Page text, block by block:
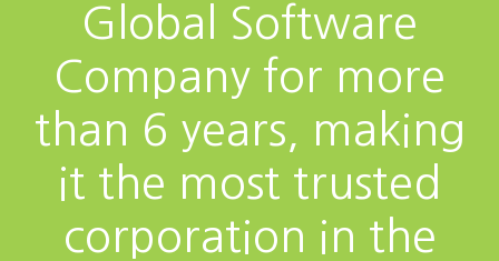
Global Software
Company for more
than 6 years, making
it the most trusted
corporation in the